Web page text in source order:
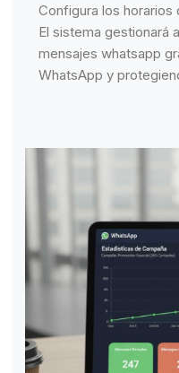
Configura los horarios
El sistema gestionará
mensajes whatsapp
WhatsApp y